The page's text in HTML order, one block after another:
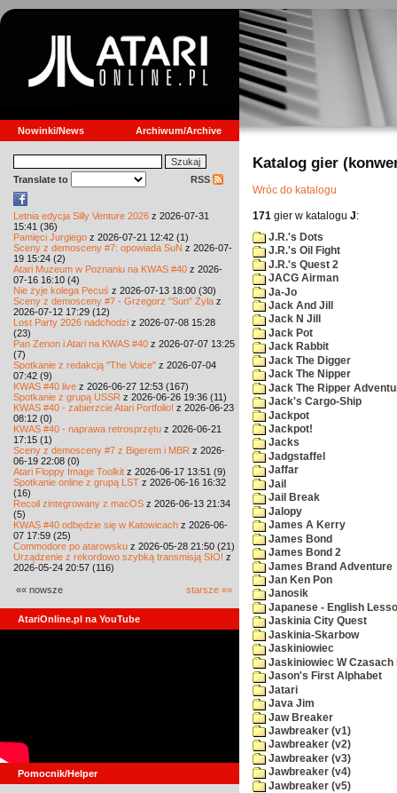
Nowinki/News Archiwum/Archive
Translate to RSS
Letnia edycja Silly Venture 2026 z 2026-07-31
15:41 (36)
Pamięci Jurgiego z 2026-07-21 12:42 (1)
Sceny z demosceny #7: opowiada SuN z 2026-07-
19 15:24 (2)
Atari Muzeum w Poznaniu na KWAS #40 z 2026-
07-16 16:10 (4)
Nie żyje kolega Pecuś z 2026-07-13 18:00 (30)
Sceny z demosceny #7 - Grzegorz "Sun" Żyła z
2026-07-12 17:29 (12)
Lost Party 2026 nadchodzi z 2026-07-08 15:28
(23)
Pan Zenon i Atari na KWAS #40 z 2026-07-07 13:25
(7)
Spotkanie z redakcją "The Voice" z 2026-07-04
07:42 (9)
KWAS #40 live z 2026-06-27 12:53 (167)
Spotkanie z grupą USSR z 2026-06-26 19:36 (11)
KWAS #40 - zabierzcie Atari Portfolio! z 2026-06-23
08:12 (0)
KWAS #40 - naprawa retrosprzętu z 2026-06-21
17:15 (1)
Sceny z demosceny #7 z Bigerem i MBR z 2026-
06-19 22:08 (0)
Atari Floppy Image Toolkit z 2026-06-17 13:51 (9)
Spotkanie online z grupą LST z 2026-06-16 16:32
(16)
Recoil zintegrowany z macOS z 2026-06-13 21:34
(5)
KWAS #40 odbędzie się w Katowicach z 2026-06-
07 17:59 (25)
Commodore po atarowsku z 2026-05-28 21:50 (21)
Urządzenie z rekordowo szybką transmisją SIO! z
2026-05-24 20:57 (116)
«« nowsze starsze »»
AtariOnline.pl na YouTube
Pomocnik/Helper
Katalog gier
Wróc do katalogu
171 gier w katalogu J:
J.R.'s Dots
J.R.'s Oil Fight
J.R.'s Quest 2
JACG Airman
Ja-Jo
Jack And Jill
Jack N Jill
Jack Pot
Jack Rabbit
Jack The Digger
Jack The Nipper
Jack The Ripper
Jack's Cargo-Ship
Jackpot
Jackpot!
Jacks
Jadgstaffel
Jaffar
Jail
Jail Break
Jalopy
James A Kerry
James Bond
James Bond 2
James Brand Adventure
Jan Ken Pon
Janosik
Japanese - English
Jaskinia City Quest
Jaskinia-Skarbow
Jaskiniowiec
Jaskiniowiec W Czasach
Jason's First Alphabet
Jatari
Java Jim
Jaw Breaker
Jawbreaker (v1)
Jawbreaker (v2)
Jawbreaker (v3)
Jawbreaker (v4)
Jawbreaker (v5)